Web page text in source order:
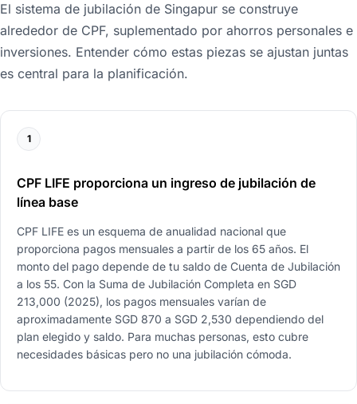
El sistema de jubilación de Singapur se construye
alrededor de CPF, suplementado por ahorros personales e
inversiones. Entender cómo estas piezas se ajustan juntas
es central para la planificación.
1
CPF LIFE proporciona un ingreso de jubilación de
línea base
CPF LIFE es un esquema de anualidad nacional que
proporciona pagos mensuales a partir de los 65 años. El
monto del pago depende de tu saldo de Cuenta de Jubilación
a los 55. Con la Suma de Jubilación Completa en SGD
213,000 (2025), los pagos mensuales varían de
aproximadamente SGD 870 a SGD 2,530 dependiendo del
plan elegido y saldo. Para muchas personas, esto cubre
necesidades básicas pero no una jubilación cómoda.